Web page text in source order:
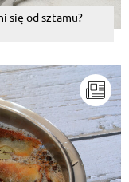
się od sztamu?